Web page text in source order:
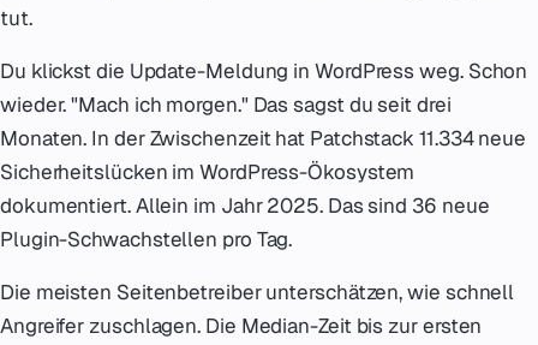
tut.
Du klickst die Update-Meldung in WordPress weg. Schon
wieder. "Mach ich morgen." Das sagst du seit drei
Monaten. In der Zwischenzeit hat Patchstack 11.334 neue
Sicherheitslücken im WordPress-Ökosystem
dokumentiert. Allein im Jahr 2025. Das sind 36 neue
Plugin-Schwachstellen pro Tag.
Die meisten Seitenbetreiber unterschätzen, wie schnell
Angreifer zuschlagen. Die Median-Zeit bis zur ersten